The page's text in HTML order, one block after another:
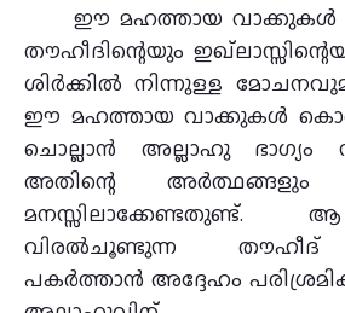
ഈ മഹത്തായ വാക്കുകൾ
തൗഹീദിന്റെയും
ശിർക്കിൽ നിന്നുള്ള
ഈ മഹത്തായ വാക്കുകൾ
ചൊല്ലാൻ അല്ലാഹു ഭാഗ്യം
അതിന്റെ അർത്ഥങ്ങളും
വിരൽചൂണ്ടുന്ന തൗഹീദ്
പകർത്താൻ അദ്ദേഹം